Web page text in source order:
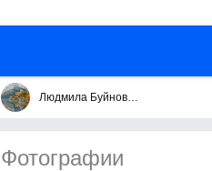
Людмила Буйновская
Фотографии